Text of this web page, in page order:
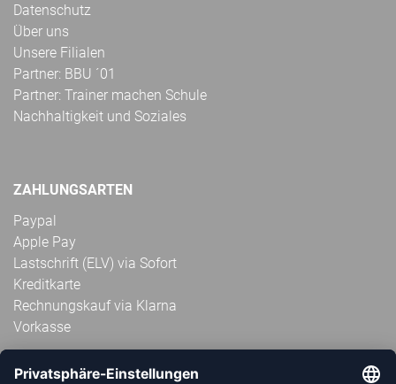
Datenschutz
Über uns
Unsere Filialen
Partner: BBU ´01
Partner: Trainer machen Schule
Nachhaltigkeit und Soziales
ZAHLUNGSARTEN
Paypal
Apple Pay
Lastschrift (ELV) via Sofort
Kreditkarte
Rechnungskauf via Klarna
Vorkasse